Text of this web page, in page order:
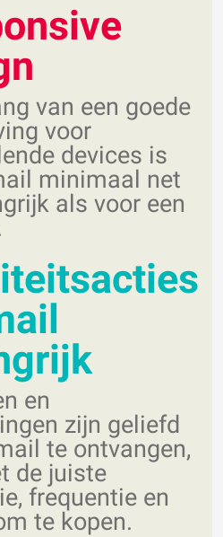
van een goede
voor
devices is
minimaal net
als voor een
en
zijn geliefd
te ontvangen,
de juiste
frequentie en
te kopen.